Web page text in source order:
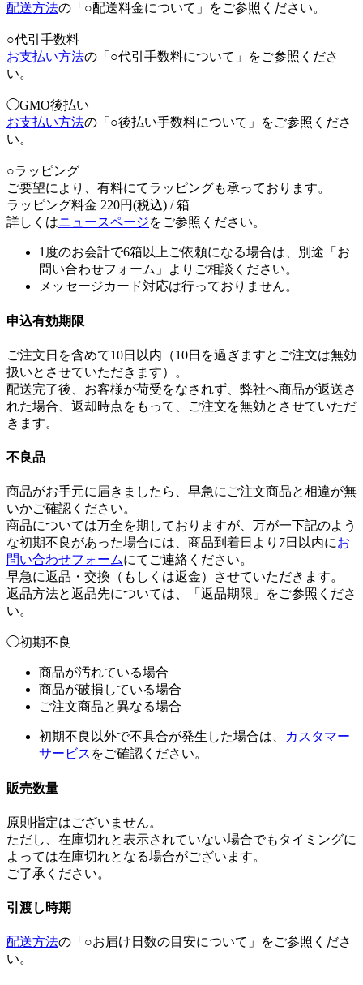
配送方法の「○配送料金について」をご参照ください。
○代引手数料
お支払い方法の「○代引手数料について」をご参照くださ
い。
◯GMO後払い
お支払い方法の「○後払い手数料について」をご参照くださ
い。
○ラッピング
ご要望により、有料にてラッピングも承っております。
ラッピング料金 220円(税込) / 箱
詳しくはニュースページをご参照ください。
1度のお会計で6箱以上ご依頼になる場合は、別途「お
問い合わせフォーム」よりご相談ください。
メッセージカード対応は行っておりません。
申込有効期限
ご注文日を含めて10日以内（10日を過ぎますとご注文は無効
扱いとさせていただきます）。
配送完了後、お客様が荷受をなされず、弊社へ商品が返送さ
れた場合、返却時点をもって、ご注文を無効とさせていただ
きます。
不良品
商品がお手元に届きましたら、早急にご注文商品と相違が無
いかご確認ください。
商品については万全を期しておりますが、万が一下記のよう
な初期不良があった場合には、商品到着日より7日以内にお
問い合わせフォームにてご連絡ください。
早急に返品・交換（もしくは返金）させていただきます。
返品方法と返品先については、「返品期限」をご参照くださ
い。
◯初期不良
商品が汚れている場合
商品が破損している場合
ご注文商品と異なる場合
初期不良以外で不具合が発生した場合は、
カスタマー
サービス をご確認ください。
販売数量
原則指定はございません。
ただし、在庫切れと表示されていない場合でもタイミングに
よっては在庫切れとなる場合がございます。
ご了承ください。
引渡し時期
配送方法の「○お届け日数の目安について」をご参照くださ
い。